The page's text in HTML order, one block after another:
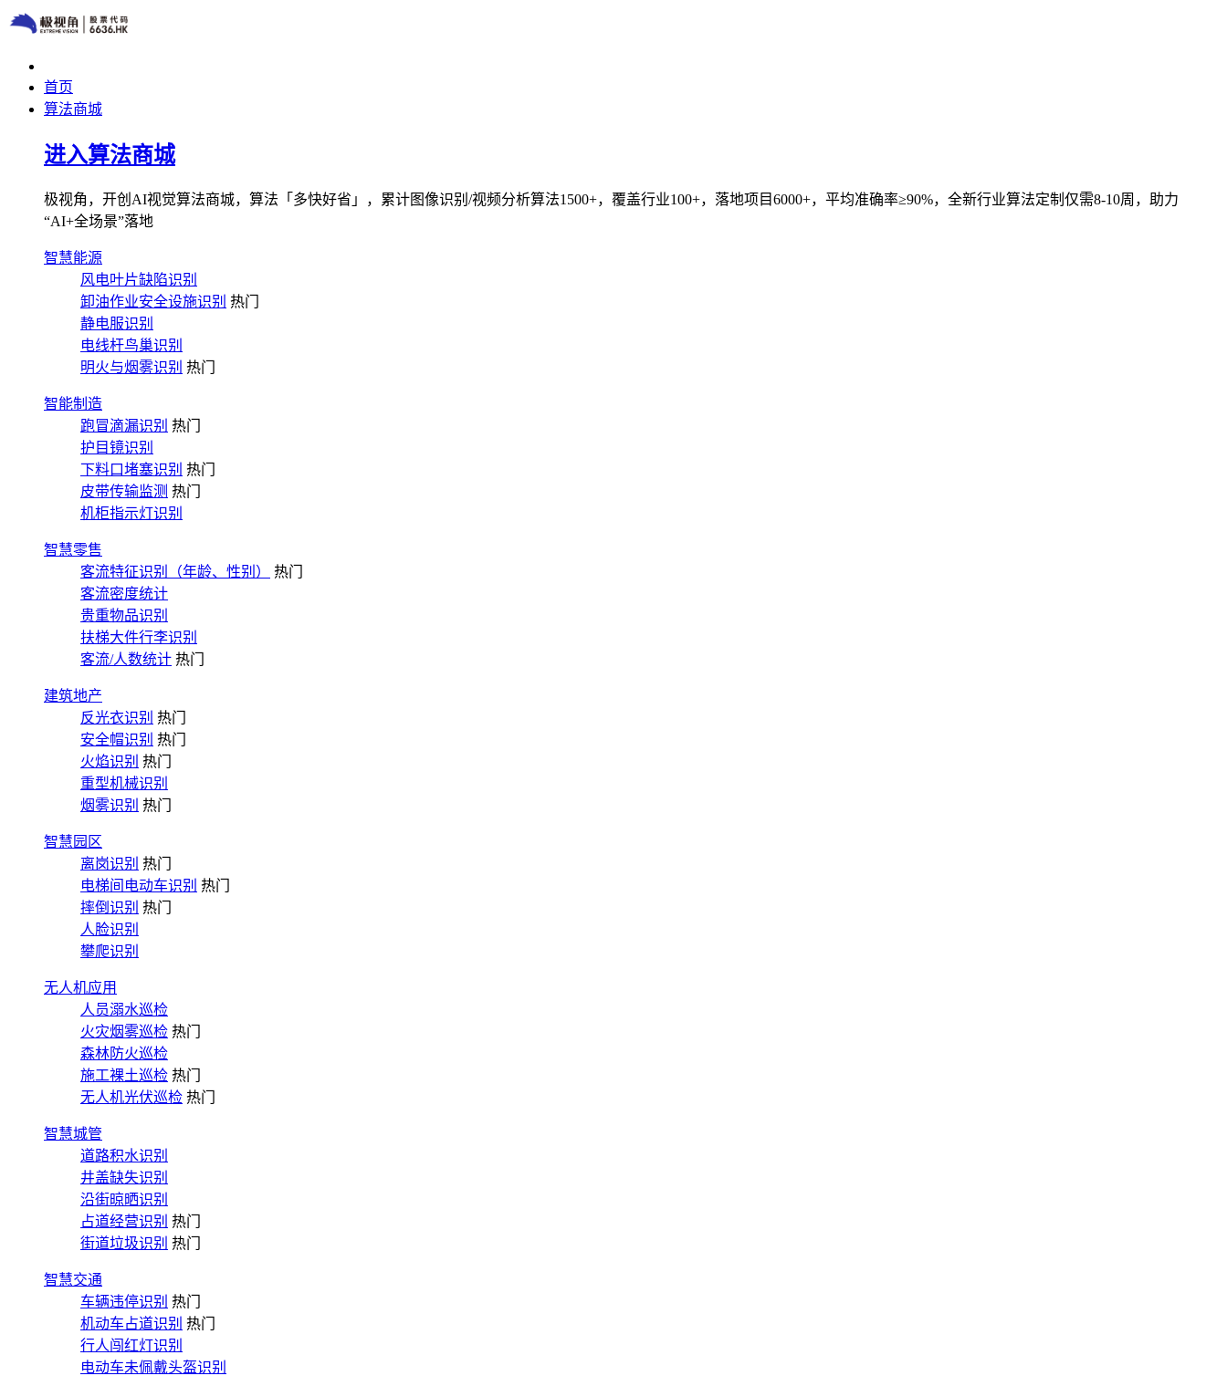
首页
算法商城
进入算法商城
极视角，开创AI视觉算法商城，算法「多快好省」，累计图像识别/视频分析算法1500+，覆盖行业100+，落地项目6000+，平均准确率≥90%，全新行业算法定制仅需8-10周，助力
“AI+全场景”落地
智慧能源
风电叶片缺陷识别
卸油作业安全设施识别 热门
静电服识别
电线杆鸟巢识别
明火与烟雾识别 热门
智能制造
跑冒滴漏识别 热门
护目镜识别
下料口堵塞识别 热门
皮带传输监测 热门
机柜指示灯识别
智慧零售
客流特征识别（年龄、性别）
热门
客流密度统计
贵重物品识别
扶梯大件行李识别
客流/人数统计 热门
建筑地产
反光衣识别 热门
安全帽识别 热门
火焰识别 热门
重型机械识别
烟雾识别 热门
智慧园区
离岗识别 热门
电梯间电动车识别 热门
摔倒识别 热门
人脸识别
攀爬识别
无人机应用
人员溺水巡检
火灾烟雾巡检 热门
森林防火巡检
施工裸土巡检 热门
无人机光伏巡检 热门
智慧城管
道路积水识别
井盖缺失识别
沿街晾晒识别
占道经营识别 热门
街道垃圾识别 热门
智慧交通
车辆违停识别 热门
机动车占道识别 热门
行人闯红灯识别
电动车未佩戴头盔识别